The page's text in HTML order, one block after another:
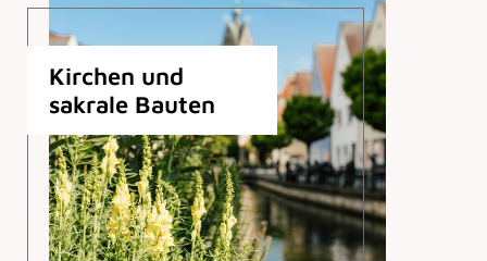
Kirchen und
sakrale Bauten